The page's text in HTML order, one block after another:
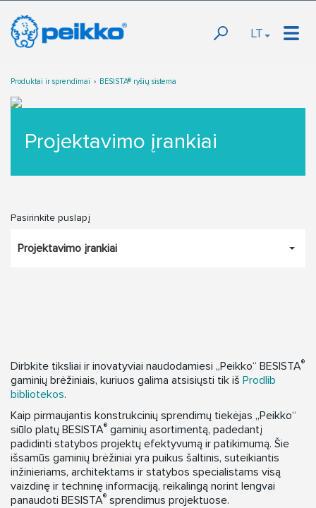
LT
Produktai ir sprendimai BESISTA® ryšių sistema
Projektavimo įrankiai
Pasirinkite puslapį
Projektavimo įrankiai
Dirbkite tiksliai ir inovatyviai naudodamiesi „Peikko“ BESISTA®
gaminių brėžiniais, kuriuos galima atsisiųsti tik iš Prodlib
bibliotekos.
Kaip pirmaujantis konstrukcinių sprendimų tiekėjas „Peikko“
siūlo platų BESISTA® gaminių asortimentą, padedantį
padidinti statybos projektų efektyvumą ir patikimumą. Šie
išsamūs gaminių brėžiniai yra puikus šaltinis, suteikiantis
inžinieriams, architektams ir statybos specialistams visą
vaizdinę ir techninę informaciją, reikalingą norint lengvai
panaudoti BESISTA® sprendimus projektuose.